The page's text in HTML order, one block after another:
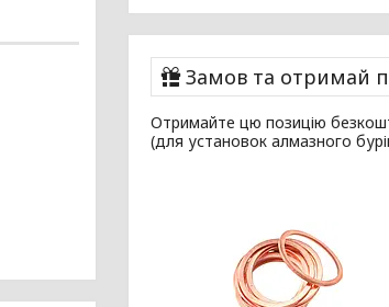
Замов та отримай
Отримайте цю позицію
(для установок алмазного